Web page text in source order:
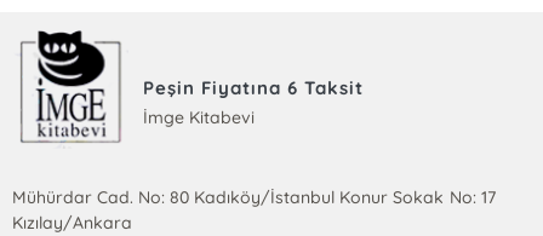
Peşin Fiyatına 6 Taksit
İmge Kitabevi
Mühürdar Cad. No: 80 Kadıköy/İstanbul Konur Sokak No: 17
Kızılay/Ankara